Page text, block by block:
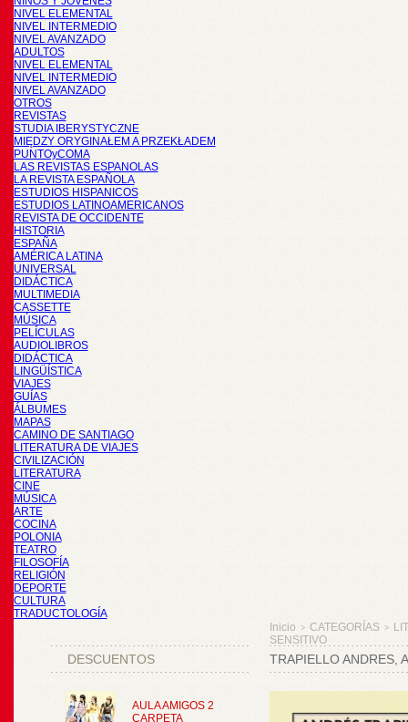
NIVEL ELEMENTAL
NIVEL INTERMEDIO
NIVEL AVANZADO
ADULTOS
NIVEL ELEMENTAL
NIVEL INTERMEDIO
NIVEL AVANZADO
OTROS
REVISTAS
STUDIA IBERYSTYCZNE
MIĘDZY ORYGINAŁEM A PRZEKŁADEM
PUNTOyCOMA
LAS REVISTAS ESPANOLAS
LA REVISTA ESPAÑOLA
ESTUDIOS HISPANICOS
ESTUDIOS LATINOAMERICANOS
REVISTA DE OCCIDENTE
HISTORIA
ESPAÑA
AMÉRICA LATINA
UNIVERSAL
DIDÁCTICA
MULTIMEDIA
CASSETTE
MÚSICA
PELÍCULAS
AUDIOLIBROS
DIDÁCTICA
LINGÜÍSTICA
VIAJES
GUÍAS
ÁLBUMES
MAPAS
CAMINO DE SANTIAGO
LITERATURA DE VIAJES
CIVILIZACIÓN
LITERATURA
CINE
MÚSICA
ARTE
COCINA
POLONIA
TEATRO
FILOSOFÍA
RELIGIÓN
DEPORTE
CULTURA
TRADUCTOLOGÍA
DESCUENTOS
AULA AMIGOS 2
CARPETA
Inicio > CATEGORÍAS >
SENSITIVO
TRAPIELLO ANDRES,